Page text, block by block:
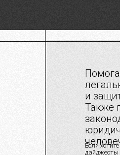
и
Также
Если
дайджесты